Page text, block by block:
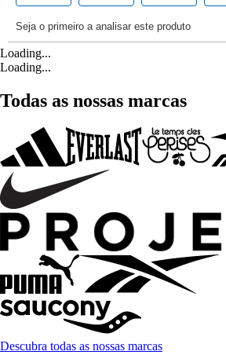
Loading...
Loading...
Todas as nossas marcas
Descubra todas as nossas marcas